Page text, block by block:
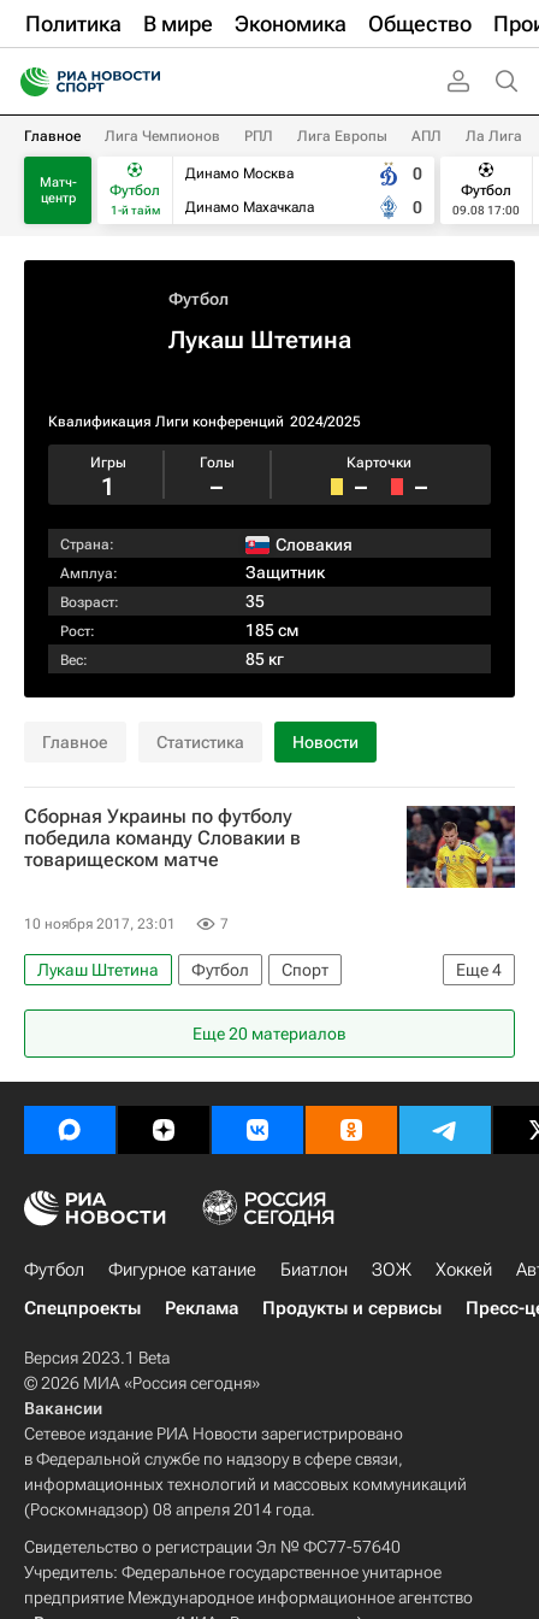
Политика В мире Экономика Общество
Главное Лига Чемпионов РПЛ Лига Европы АПЛ Ла Лига
Матч-
центр
Футбол
1-й тайм
Динамо Москва
Динамо Махачкала
0
0
Футбол
09.08 17:00
Футбол
Лукаш Штетина
Квалификация Лиги конференций 2024/2025
Игры
1
Голы
–
Карточки
– –
Страна: Словакия
Амплуа: Защитник
Возраст: 35
Рост: 185 см
Вес: 85 кг
Главное Статистика Новости
Сборная Украины по футболу
победила команду Словакии в
товарищеском матче
10 ноября 2017, 23:01 7
Еще4
Лукаш Штетина Футбол
Спорт
Украина
Словакия
Евгений Коноплянка
Еще 20 материалов
Футбол Фигурное катание Биатлон ЗОЖ Хоккей
Спецпроекты
Реклама Продукты и сервисы Пресс-
Версия 2023.1 Beta
© 2026 МИА «Россия сегодня»
Вакансии
Сетевое издание РИА Новости зарегистрировано
в Федеральной службе по надзору в сфере связи,
информационных технологий и массовых коммуникаций
(Роскомнадзор) 08 апреля 2014 года.
Свидетельство о регистрации Эл № ФС77-57640
Учредитель: Федеральное государственное унитарное
предприятие Международное информационное агентство